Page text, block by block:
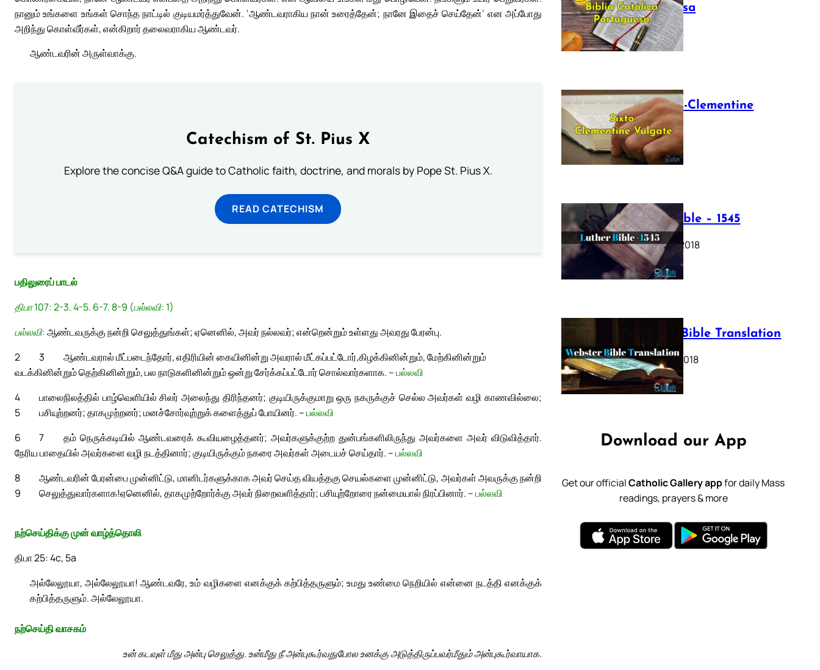
நானும் உங்களை உங்கள் சொந்த நாட்டில் குடியமர்த்துவேன். ‘ஆண்டவராகிய நான் உரைத்தேன்; நானே இதைச் செய்தேன்’ என அப்போது
அறிந்து கொள்வீர்கள், என்கிறார் தலைவராகிய ஆண்டவர்.
ஆண்டவரின் அருள்வாக்கு.
Catechism of St. Pius X
Explore the concise Q&A guide to Catholic faith, doctrine, and morals by Pope St. Pius X.
READ CATECHISM
பதிலுரைப் பாடல்
திபா 107: 2-3. 4-5. 6-7. 8-9 (பல்லவி: 1)
பல்லவி:ஆண்டவருக்கு நன்றி செலுத்துங்கள்; ஏனெனில், அவர் நல்லவர்; என்றென்றும் உள்ளது அவரது பேரன்பு.
2
ஆண்டவரால் மீட்படைந்தோர், எதிரியின் கையினின்று அவரால் மீட்கப்பட்டோர்,
3
கிழக்கினின்றும், மேற்கினின்றும்
வடக்கினின்றும் தெற்கினின்றும், பல நாடுகளினின்றும் ஒன்று சேர்க்கப்பட்டோர் சொல்வார்களாக. –பல்லவி
4
பாலைநிலத்தில் பாழ்வெளியில் சிலர் அலைந்து திரிந்தனர்; குடியிருக்குமாறு ஒரு நகருக்குச் செல்ல அவர்கள் வழி காணவில்லை;
5
பசியுற்றனர்; தாகமுற்றனர்; மனச்சோர்வுற்றுக் களைத்துப் போயினர். –பல்லவி
6
தம் நெருக்கடியில் ஆண்டவரைக் கூவியழைத்தனர்; அவர்களுக்குற்ற துன்பங்களிலிருந்து அவர்களை அவர் விடுவித்தார்.
7
நேரிய பாதையில் அவர்களை வழி நடத்தினார்; குடியிருக்கும் நகரை அவர்கள் அடையச் செய்தார். –பல்லவி
8
ஆண்டவரின் பேரன்பை முன்னிட்டு, மானிடர்களுக்காக அவர் செய்த வியத்தகு செயல்களை முன்னிட்டு, அவர்கள் அவருக்கு நன்றி
செலுத்துவார்களாக!
9 ஏனெனில், தாகமுற்றோர்க்கு அவர் நிறைவளித்தார்; பசியுற்றோரை நன்மையால் நிரப்பினார். –பல்லவி
நற்செய்திக்கு முன் வாழ்த்தொலி
திபா 25: 4c, 5a
அல்லேலூயா, அல்லேலூயா! ஆண்டவரே, உம் வழிகளை எனக்குக் கற்பித்தருளும்; உமது உண்மை நெறியில் என்னை நடத்தி எனக்குக்
கற்பித்தருளும். அல்லேலூயா.
நற்செய்தி வாசகம்
உன் கடவுள் மீது அன்பு செலுத்து. உன்மீது நீ அன்புகூர்வதுபோல உனக்கு அடுத்திருப்பவர்மீதும் அன்புகூர்வாயாக.
Portuguesa
July 16, 2025
The Sixto-Clementine
Vulgate
July 12, 2025
Luther Bible – 1545
October 17, 2018
Webster Bible Translation
October 11, 2018
Download our App
Get our officialCatholic Gallery appfor daily Mass
readings, prayers & more